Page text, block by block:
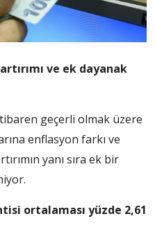
ve ek dayanak
geçerli olmak üzere
enflasyon farkı ve
yanı sıra ek bir
ortalaması yüzde 2,61